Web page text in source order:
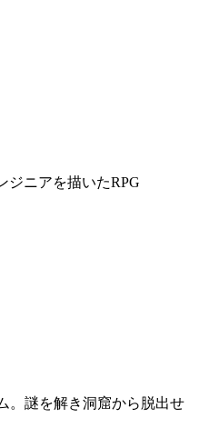
ジニアを描いたRPG
。謎を解き洞窟から脱出せ